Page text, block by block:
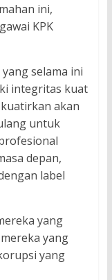
ini,
KPK
selama ini
integritas kuat
akan
untuk
depan,
label
yang
yang
yang